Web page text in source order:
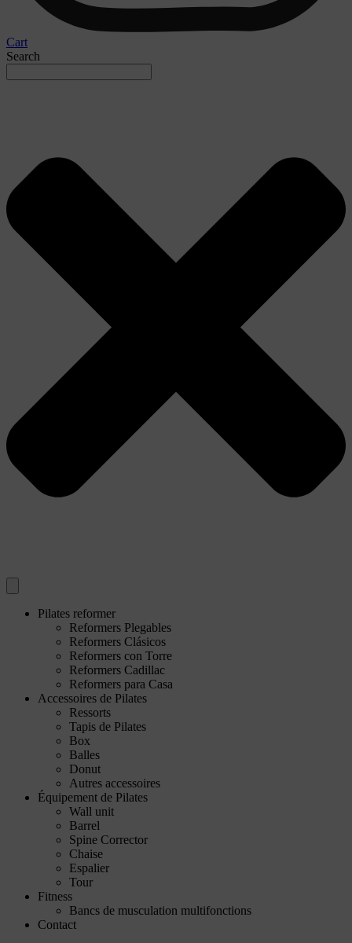
Cart
Search
Pilates reformer
Reformers Plegables
Reformers Clásicos
Reformers con Torre
Reformers Cadillac
Reformers para Casa
Accessoires de Pilates
Ressorts
Tapis de Pilates
Box
Balles
Donut
Autres accessoires
Équipement de Pilates
Wall unit
Barrel
Spine Corrector
Chaise
Espalier
Tour
Fitness
Bancs de musculation multifonctions
Contact